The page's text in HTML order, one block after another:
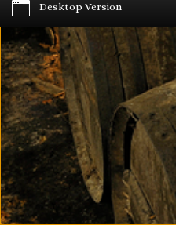
Desktop Version